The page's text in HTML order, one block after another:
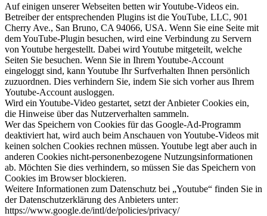
Auf einigen unserer Webseiten betten wir Youtube-Videos ein.
Betreiber der entsprechenden Plugins ist die YouTube, LLC, 901
Cherry Ave., San Bruno, CA 94066, USA. Wenn Sie eine Seite mit
dem YouTube-Plugin besuchen, wird eine Verbindung zu Servern
von Youtube hergestellt. Dabei wird Youtube mitgeteilt, welche
Seiten Sie besuchen. Wenn Sie in Ihrem Youtube-Account
eingeloggt sind, kann Youtube Ihr Surfverhalten Ihnen persönlich
zuzuordnen. Dies verhindern Sie, indem Sie sich vorher aus Ihrem
Youtube-Account ausloggen.
Wird ein Youtube-Video gestartet, setzt der Anbieter Cookies ein,
die Hinweise über das Nutzerverhalten sammeln.
Wer das Speichern von Cookies für das Google-Ad-Programm
deaktiviert hat, wird auch beim Anschauen von Youtube-Videos mit
keinen solchen Cookies rechnen müssen. Youtube legt aber auch in
anderen Cookies nicht-personenbezogene Nutzungsinformationen
ab. Möchten Sie dies verhindern, so müssen Sie das Speichern von
Cookies im Browser blockieren.
Weitere Informationen zum Datenschutz bei „Youtube“ finden Sie in
der Datenschutzerklärung des Anbieters unter:
https://www.google.de/intl/de/policies/privacy/